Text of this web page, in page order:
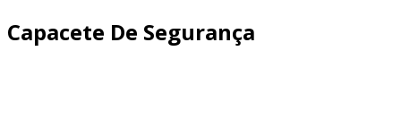
Capacete De Segurança